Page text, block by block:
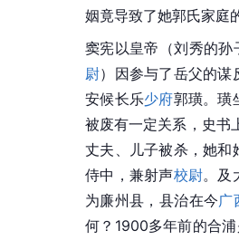
姻竟导致了她郭氏家庭
窦宪以皇帝（刘秀的
尉）因参与了岳父的
安候长乐少府郭璜。璜
被废有一定关系，史书
丈夫、儿子被杀，她和
侍中，兼射声校尉。及
为廉州县，县治在今广
何？1900多年前的合